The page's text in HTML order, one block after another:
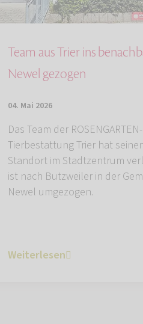
Team aus Trier ins
Newel gezogen
04. Mai 2026
Das Team der ROSENGARTEN-
Tierbestattung Trier hat
Standort im Stadtzentrum
ist nach Butzweiler in der
Newel umgezogen.
Weiterlesen